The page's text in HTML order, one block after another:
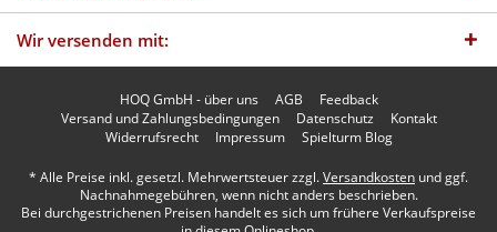
Wir versenden mit:
HOQ GmbH - über uns AGB
Feedback
Versand und Zahlungsbedingungen
Datenschutz
Kontakt
Widerrufsrecht
Impressum Spielturm Blog
* Alle Preise inkl. gesetzl. Mehrwertsteuer zzgl.Versandkosten und ggf.
Nachnahmegebühren, wenn nicht anders beschrieben.
Bei durchgestrichenen Preisen handelt es sich um frühere Verkaufspreise